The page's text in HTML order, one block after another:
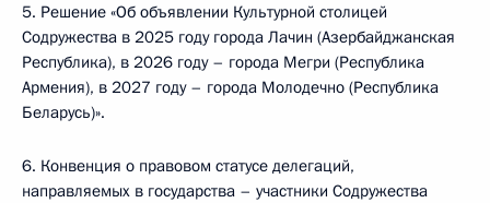
5. Решение «Об объявлении Культурной столицей
Содружества в 2025 году города Лачин (Азербайджанская
Республика), в 2026 году – города Мегри (Республика
Армения), в 2027 году – города Молодечно (Республика
Беларусь)».
6. Конвенция о правовом статусе делегаций,
направляемых в государства – участники Содружества